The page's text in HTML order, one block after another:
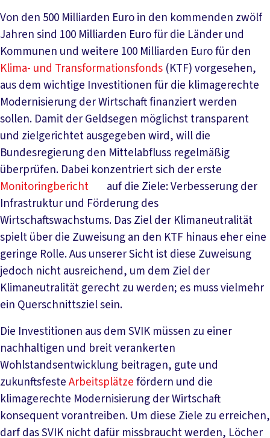
Von den 500 Milliarden Euro in den kommenden zwölf
Jahren sind 100 Milliarden Euro für die Länder und
Kommunen und weitere 100 Milliarden Euro für den
Klima- und Transformationsfonds (KTF) vorgesehen,
aus dem wichtige Investitionen für die klimagerechte
Modernisierung der Wirtschaft finanziert werden
sollen. Damit der Geldsegen möglichst transparent
und zielgerichtet ausgegeben wird, will die
Bundesregierung den Mittelabfluss regelmäßig
überprüfen. Dabei konzentriert sich der erste
Monitoringbericht
auf die Ziele: Verbesserung der
Infrastruktur und Förderung des
Wirtschaftswachstums. Das Ziel der Klimaneutralität
spielt über die Zuweisung an den KTF hinaus eher eine
geringe Rolle. Aus unserer Sicht ist diese Zuweisung
jedoch nicht ausreichend, um dem Ziel der
Klimaneutralität gerecht zu werden; es muss vielmehr
ein Querschnittsziel sein.
Die Investitionen aus dem SVIK müssen zu einer
nachhaltigen und breit verankerten
Wohlstandsentwicklung beitragen, gute und
zukunftsfesteArbeitsplätzefördern und die
klimagerechte Modernisierung der Wirtschaft
konsequent vorantreiben. Um diese Ziele zu erreichen,
darf das SVIK nicht dafür missbraucht werden, Löcher